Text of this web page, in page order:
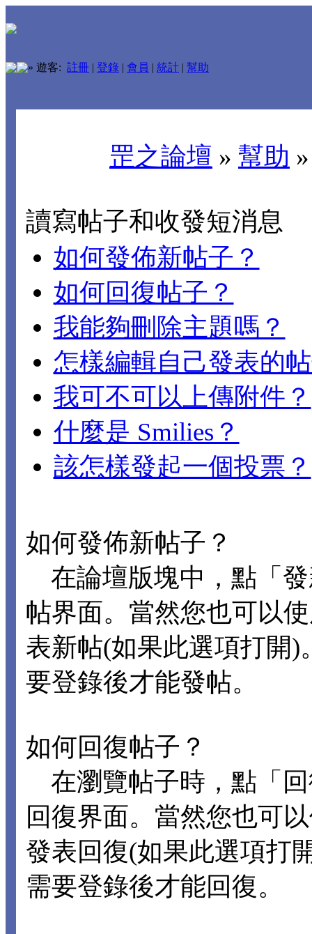
» 遊客: 註冊 | 登錄 | 會員 | 統計 | 幫助
罡之論壇 » 幫助
讀寫帖子和收發短消息
如何發佈新帖子？
如何回復帖子？
我能夠刪除主題嗎？
怎樣編輯自己發表的
我可不可以上傳附件？
什麼是 Smilies？
該怎樣發起一個投票？
如何發佈新帖子？
在論壇版塊中，點「
帖界面。當然您也可以
表新帖(如果此選項打開
要登錄後才能發帖。
如何回復帖子？
在瀏覽帖子時，點「
回復界面。當然您也可
發表回復(如果此選項打
需要登錄後才能回復。